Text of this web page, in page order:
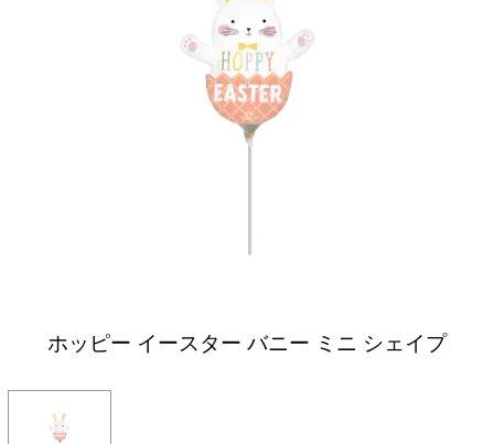
ホッピー イースター バニー ミニ シェイプ